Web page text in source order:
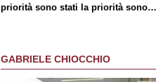
priorità sono stati la priorità sono
GABRIELE CHIOCCHIO